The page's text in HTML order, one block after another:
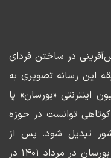
در ساختن فردای
این رسانه تصویری به
اینترنتی «بورسان» پا
توانست در حوزه
تبدیل شود. پس از
حدود دو و نیم سال فعالیت مستمر، بورسان در مرداد ۱۴۰۱ در